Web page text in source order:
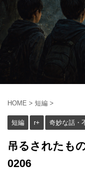
HOME > 短編 >
短編 r+ 奇妙な話・
吊るされたも
0206